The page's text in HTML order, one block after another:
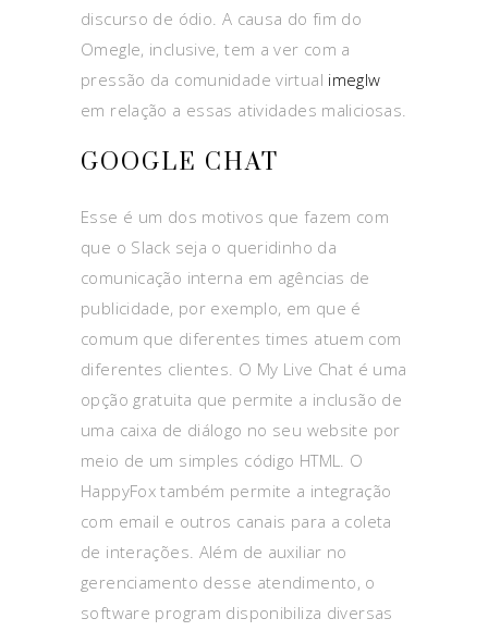
discurso de ódio. A causa do fim do
Omegle, inclusive, tem a ver com a
pressão da comunidade virtual imeglw
em relação a essas atividades maliciosas.
GOOGLE CHAT
Esse é um dos motivos que fazem com
que o Slack seja o queridinho da
comunicação interna em agências de
publicidade, por exemplo, em que é
comum que diferentes times atuem com
diferentes clientes. O My Live Chat é uma
opção gratuita que permite a inclusão de
uma caixa de diálogo no seu website por
meio de um simples código HTML. O
HappyFox também permite a integração
com email e outros canais para a coleta
de interações. Além de auxiliar no
gerenciamento desse atendimento, o
software program disponibiliza diversas